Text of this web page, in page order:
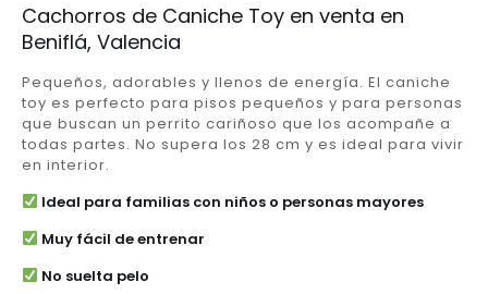
Cachorros de Caniche Toy en venta en
Beniflá, Valencia
Pequeños, adorables y llenos de energía. El caniche
toy es perfecto para pisos pequeños y para personas
que buscan un perrito cariñoso que los acompañe a
todas partes. No supera los 28 cm y es ideal para vivir
en interior.
Ideal para familias con niños o personas mayores
Muy fácil de entrenar
No suelta pelo